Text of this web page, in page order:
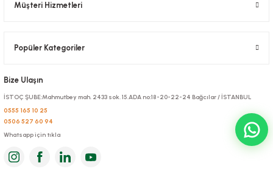
Stok Kodu
319,20 TL
Müşteri Hizmetleri
Popüler Kategoriler
Bize Ulaşın
İSTOÇ ŞUBE:Mahmutbey mah. 2433 sok. 15.ADA no:18-20-22-24 Bağcılar / İSTANBUL
0555 165 10 25
0506 527 60 94
Whatsapp için tıkla